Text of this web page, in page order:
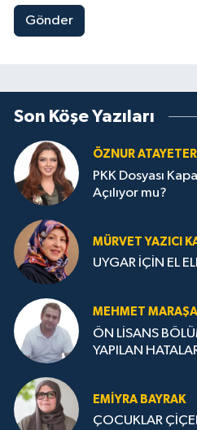
Gönder
Son Köşe Yazıları
ÖZNUR ATAYETER
PKK Dosyası
Açılıyor mu?
MÜRVET YAZICI
UYGAR İÇİN EL
MEHMET
ÖN LİSANS
YAPILAN
EMIYRA BAYRAK
ÇOCUKLAR